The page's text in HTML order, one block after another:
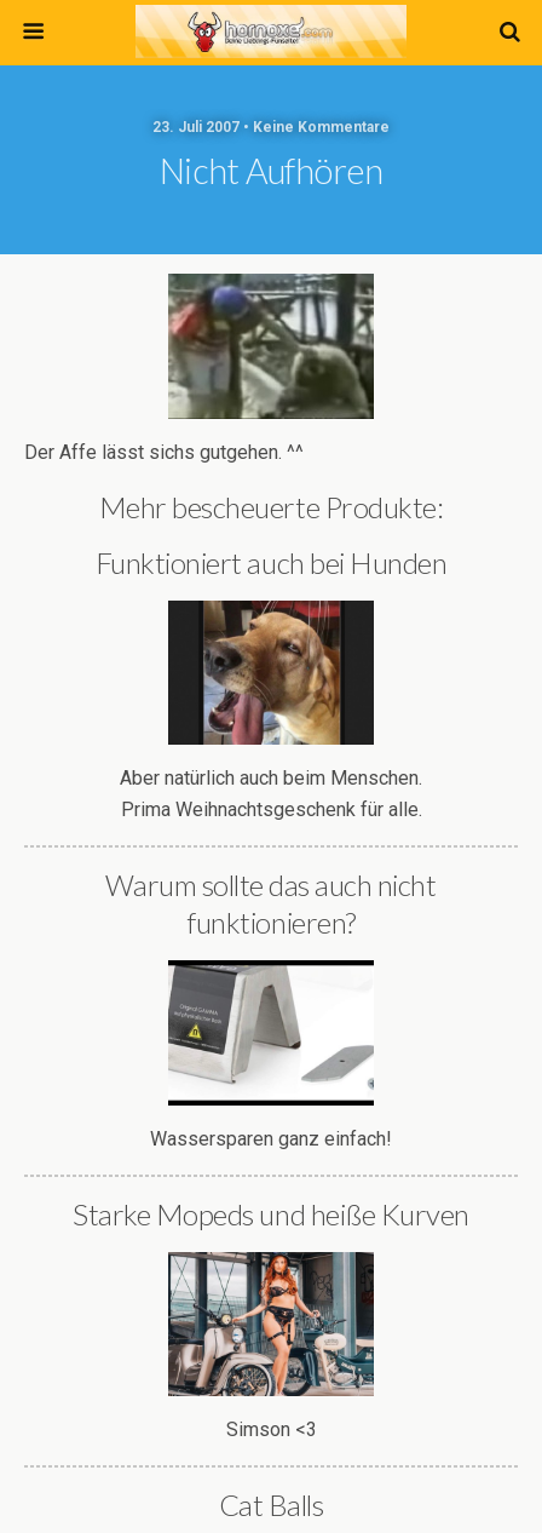
23. Juli 2007 • Keine Kommentare
Nicht Aufhören
Der Affe lässt sichs gutgehen. ^^
Mehr bescheuerte Produkte:
Funktioniert auch bei Hunden
Aber natürlich auch beim Menschen.
Prima Weihnachtsgeschenk für alle.
Warum sollte das auch nicht
funktionieren?
Wassersparen ganz einfach!
Starke Mopeds und heiße Kurven
Simson <3
Cat Balls